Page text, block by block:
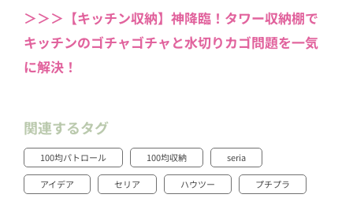
＞＞＞【キッチン収納】神降臨！タワー収納棚で
キッチンのゴチャゴチャと水切りカゴ問題を一気
に解決！
関連するタグ
100均パトロール 100均収納 seria
アイデア セリア ハウツー プチプラ